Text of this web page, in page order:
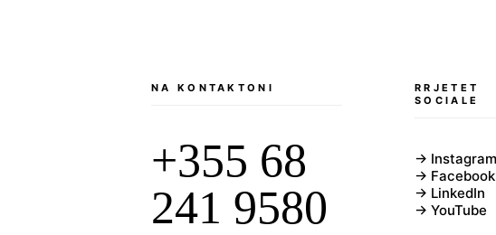
NA KONTAKTONI
+355 68
241 9580
RRJETET
SOCIALE
​→ Instagram
→ Facebook
​→ LinkedIn
→ YouTube